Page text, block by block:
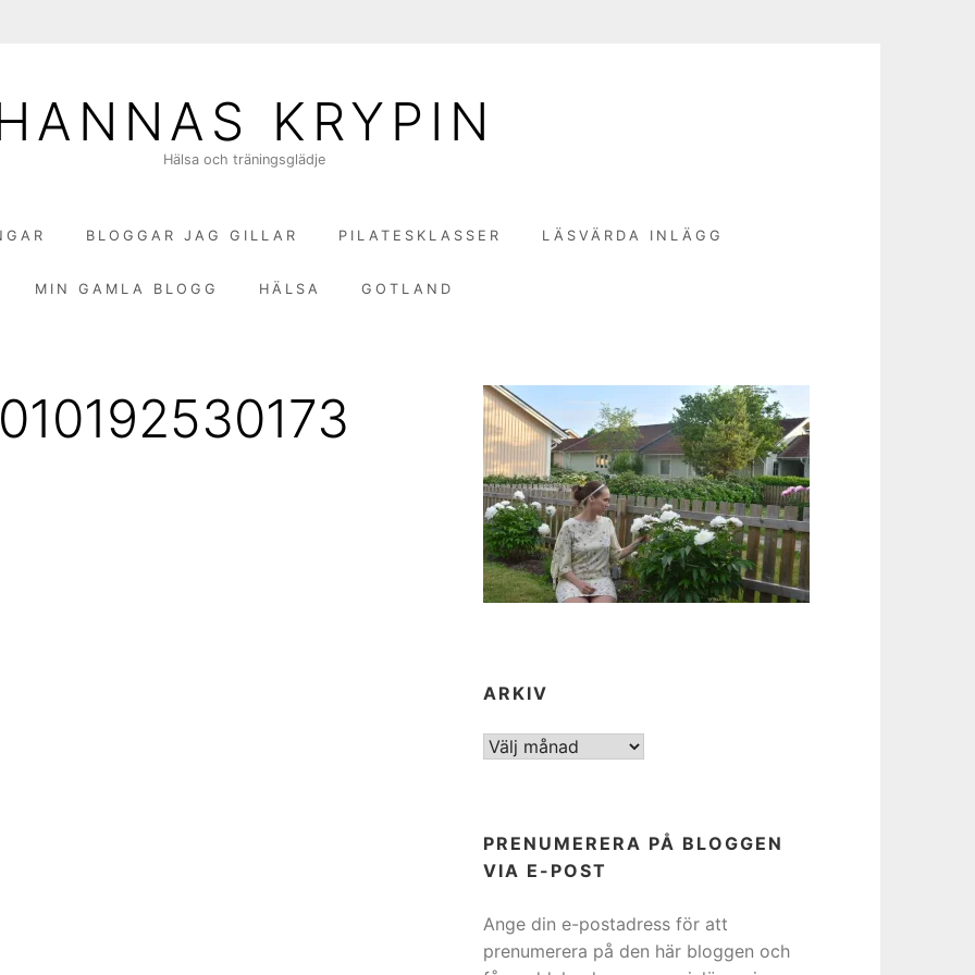
KRYPIN
Hälsa och träningsglädje
BLOGGAR JAG GILLAR PILATESKLASSER LÄSVÄRDA INLÄGG
MIN GAMLA BLOGG HÄLSA GOTLAND
ARKIV
ARKIV
PRENUMERERA PÅ BLOGGEN
VIA E-POST
Ange din e-postadress för att
prenumerera på den här bloggen och